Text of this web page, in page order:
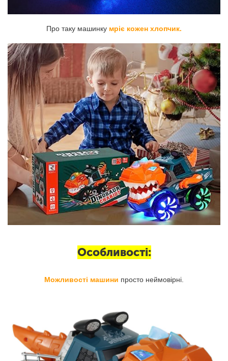
Про таку машинку мріє кожен хлопчик.
Особливості:
Можливості машини просто неймовірні.